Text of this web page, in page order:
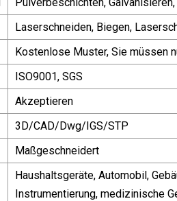
Laserschneiden, Biegen,
Kostenlose Muster, Sie müssen
ISO9001, SGS
Akzeptieren
3D/CAD/Dwg/IGS/STP
Maßgeschneidert
Haushaltsgeräte, Automobil,
Instrumentierung, medizinische